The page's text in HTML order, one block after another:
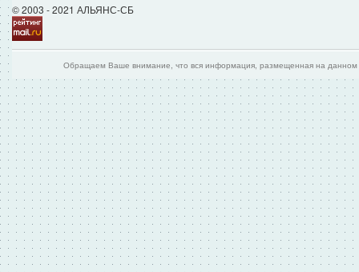
© 2003 - 2021 АЛЬЯНС-СБ
Обращаем Ваше внимание, что вся информация, размещенная на данном